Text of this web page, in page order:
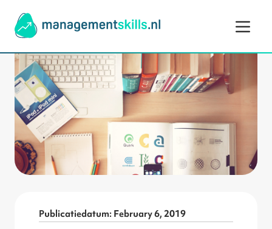
Publicatiedatum: February 6, 2019